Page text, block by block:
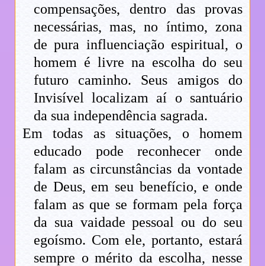
compensações, dentro das provas
necessárias, mas, no íntimo, zona
de pura influenciação espiritual, o
homem é livre na escolha do seu
futuro caminho. Seus amigos do
Invisível localizam aí o santuário
da sua independência sagrada.
Em todas as situações, o homem
educado pode reconhecer onde
falam as circunstâncias da vontade
de Deus, em seu benefício, e onde
falam as que se formam pela força
da sua vaidade pessoal ou do seu
egoísmo. Com ele, portanto, estará
sempre o mérito da escolha, nesse